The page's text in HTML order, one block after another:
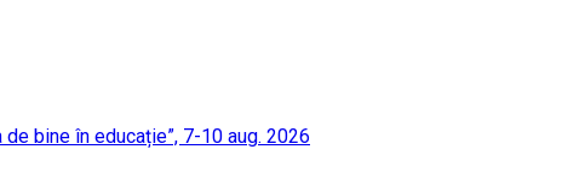
bine în educație”, 7-10 aug. 2026